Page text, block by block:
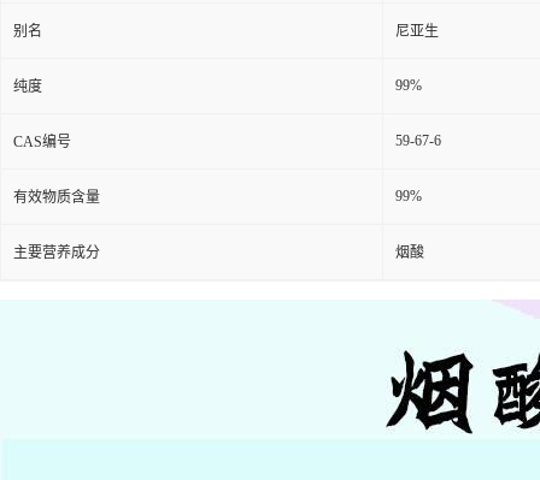
别名 尼亚生
纯度 99%
CAS编号 59-67-6
有效物质含量 99%
主要营养成分 烟酸